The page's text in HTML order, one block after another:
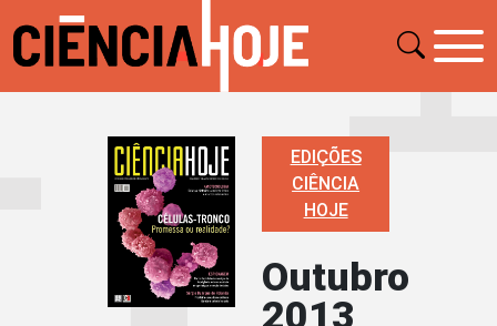
EDIÇÕES
CIÊNCIA
HOJE
Outubro
2013